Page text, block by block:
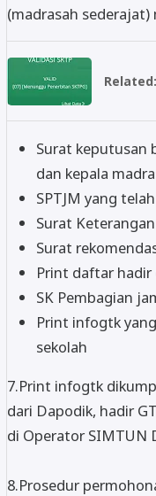
(madrasah
Related:
Surat keputusan
dan kepala
SPTJM yang
Surat
Surat
Print daftar
SK Pembagian
Print infogtk
sekolah
7.Print infogtk
dari Dapodik, hadir
di Operator SIMTUN
8.Prosedur